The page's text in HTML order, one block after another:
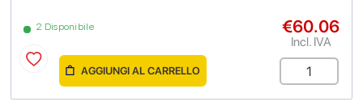
2 Disponibile €60.06
Incl. IVA
AGGIUNGI AL CARRELLO